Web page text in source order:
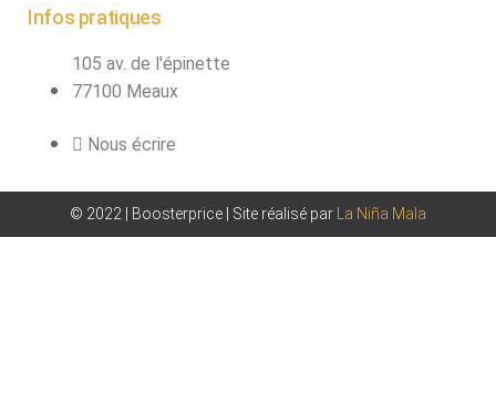
Infos pratiques
105 av. de l'épinette
77100 Meaux
Nous écrire
© 2022 | Boosterprice | Site réalisé par La Niña Mala